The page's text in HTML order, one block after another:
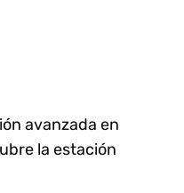
avanzada en
la estación